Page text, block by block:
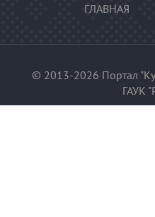
ГЛАВНАЯ
© 2013-2026 Портал
ГАУК